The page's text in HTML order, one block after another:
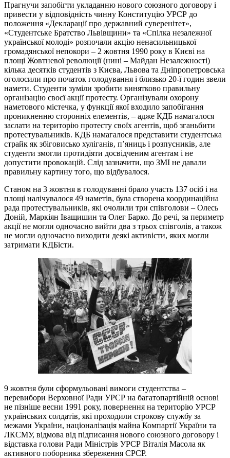
Прагнучи запобігти укладанню нового союзного договору і
привести у відповідність чинну Конституцію УРСР до
положення «Декларації про державний суверенітет»,
«Студентське Братство Львівщини» та «Спілка незалежної
української молоді» розпочали акцію ненасильницької
громадянської непокори – 2 жовтня 1990 року в Києві на
площі Жовтневої революції (нині – Майдан Незалежності)
кілька десятків студентів з Києва, Львова та Дніпропетровська
оголосили про початок голодування і близько 20-ї годин звели
намети. Студенти зуміли зробити винятково правильну
організацію своєї акції протесту. Організували охорону
наметового містечка, у функції якої входило запобігання
проникненню сторонніх елементів, – адже КДБ намагалося
заслати на територію протесту своїх агентів, щоб зганьбити
протестувальників. КДБ намагалося представити студентська
страйк як збіговисько хуліганів, п’яниць і розпусників, але
студенти змогли протидіяти досвідченим агентам і не
допустити провокацій. Слід зазначити, що ЗМІ не давали
правильну картину того, що відбувалося.
Станом на 3 жовтня в голодуванні брало участь 137 осіб і на
площі налічувалося 49 наметів, була створена координаційна
рада протестувальників, які очолили три співголови – Олесь
Доній, Маркіян Іващишин та Олег Барко. До речі, за периметр
акції не могли одночасно вийти два з трьох співголів, а також
не могли одночасно виходити деякі активісти, яких могли
затримати КДБісти.
9 жовтня були сформульовані вимоги студентства –
перевибори Верховної Ради УРСР на багатопартійній основі
не пізніше весни 1991 року, повернення на територію УРСР
українських солдатів, які проходили строкову службу за
межами України, націоналізація майна Компартії України та
ЛКСМУ, відмова від підписання нового союзного договору і
відставка голови Ради Міністрів УРСР Віталія Масола як
активного поборника збереження СРСР.